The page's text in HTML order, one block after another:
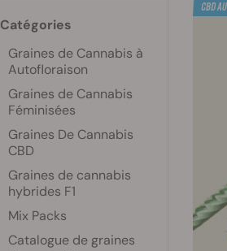
Catégories
Graines de Cannabis à
Autofloraison
Graines de Cannabis
Féminisées
Graines De Cannabis
CBD
Graines de cannabis
hybrides F1
Mix Packs
Catalogue de graines